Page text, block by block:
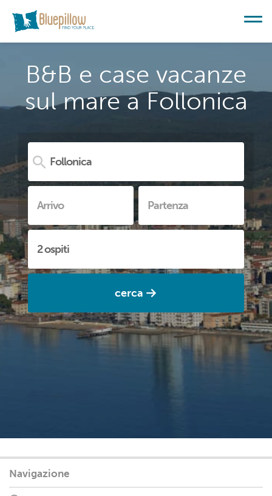
B&B e case vacanze
sul mare a Follonica
cerca
Navigazione